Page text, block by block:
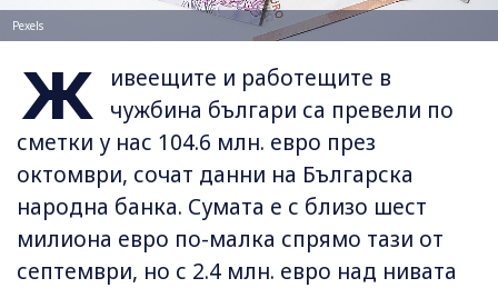
Pexels
Ж
ивеещите и работещите в
чужбина българи са превели по
сметки у нас 104.6 млн. евро през
октомври, сочат данни на Българска
народна банка. Сумата е с близо шест
милиона евро по-малка спрямо тази от
септември, но с 2.4 млн. евро над нивата